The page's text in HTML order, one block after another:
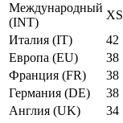
Международный
(INT)
XS
Италия (IT)
42
Европа (EU)
38
Франция (FR)
38
Германия (DE)
38
Англия (UK)
34